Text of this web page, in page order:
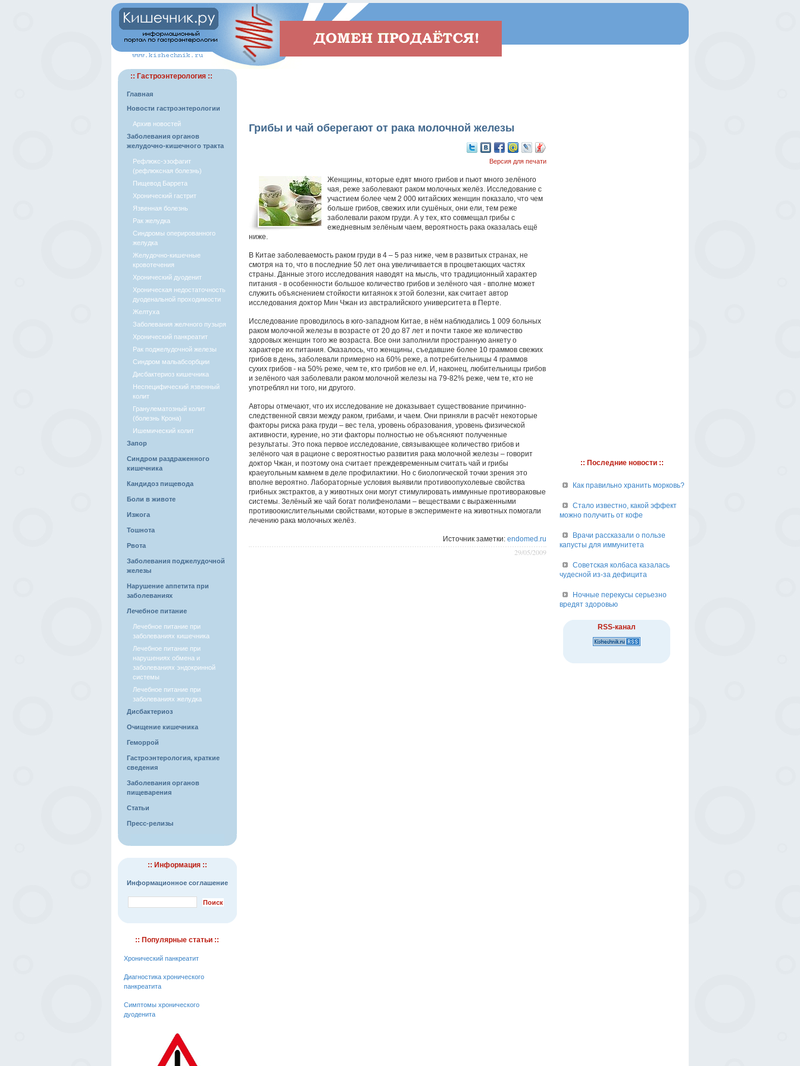
:: Гастроэнтерология ::
Главная
Новости гастроэнтерологии
Архив новостей
Заболевания органов
желудочно-кишечного тракта
Рефлюкс-эзофагит
(рефлюксная болезнь)
Пищевод Баррета
Хронический гастрит
Язвенная болезнь
Рак желудка
Синдромы оперированного
желудка
Желудочно-кишечные
кровотечения
Хронический дуоденит
Хроническая недостаточность
дуоденальной проходимости
Желтуха
Заболевания желчного пузыря
Хронический панкреатит
Рак поджелудочной железы
Синдром мальабсорбции
Дисбактериоз кишечника
Неспецифический язвенный
колит
Гранулематозный колит
(болезнь Крона)
Ишемический колит
Запор
Синдром раздраженного
кишечника
Кандидоз пищевода
Боли в животе
Изжога
Тошнота
Рвота
Заболевания поджелудочной
железы
Нарушение аппетита при
заболеваниях
Лечебное питание
Лечебное питание при
заболеваниях кишечника
Лечебное питание при
нарушениях обмена и
заболеваниях эндокринной
системы
Лечебное питание при
заболеваниях желудка
Дисбактериоз
Очищение кишечника
Геморрой
Гастроэнтерология, краткие
сведения
Заболевания органов
пищеварения
Статьи
Пресс-релизы
:: Информация ::
Информационное соглашение
:: Популярные статьи ::
Хронический панкреатит
Диагностика хронического
панкреатита
Симптомы хронического
дуоденита
Грибы и чай оберегают от рака молочной железы
Версия для печати
Женщины, которые едят много грибов и пьют много зелёного
чая, реже заболевают раком молочных желёз. Исследование с
участием более чем 2 000 китайских женщин показало, что чем
больше грибов, свежих или сушёных, они ели, тем реже
заболевали раком груди. А у тех, кто совмещал грибы с
ежедневным зелёным чаем, вероятность рака оказалась ещё
ниже.
В Китае заболеваемость раком груди в 4 – 5 раз ниже, чем в развитых странах, не
смотря на то, что в последние 50 лет она увеличивается в процветающих частях
страны. Данные этого исследования наводят на мысль, что традиционный характер
питания - в особенности большое количество грибов и зелёного чая - вполне может
служить объяснением стойкости китаянок к этой болезни, как считает автор
исследования доктор Мин Чжан из австралийского университета в Перте.
Исследование проводилось в юго-западном Китае, в нём наблюдались 1 009 больных
раком молочной железы в возрасте от 20 до 87 лет и почти такое же количество
здоровых женщин того же возраста. Все они заполнили пространную анкету о
характере их питания. Оказалось, что женщины, съедавшие более 10 граммов свежих
грибов в день, заболевали примерно на 60% реже, а потребительницы 4 граммов
сухих грибов - на 50% реже, чем те, кто грибов не ел. И, наконец, любительницы грибов
и зелёного чая заболевали раком молочной железы на 79-82% реже, чем те, кто не
употреблял ни того, ни другого.
Авторы отмечают, что их исследование не доказывает существование причинно-
следственной связи между раком, грибами, и чаем. Они приняли в расчёт некоторые
факторы риска рака груди – вес тела, уровень образования, уровень физической
активности, курение, но эти факторы полностью не объясняют полученные
результаты. Это пока первое исследование, связывающее количество грибов и
зелёного чая в рационе с вероятностью развития рака молочной железы – говорит
доктор Чжан, и поэтому она считает преждевременным считать чай и грибы
краеугольным камнем в деле профилактики. Но с биологической точки зрения это
вполне вероятно. Лабораторные условия выявили противоопухолевые свойства
грибных экстрактов, а у животных они могут стимулировать иммунные противораковые
системы. Зелёный же чай богат полифенолами – веществами с выраженными
противоокислительными свойствами, которые в эксперименте на животных помогали
лечению рака молочных желёз.
Источник заметки: endomed.ru
29/05/2009
:: Последние новости ::
Как правильно хранить морковь?
Стало известно, какой эффект
можно получить от кофе
Врачи рассказали о пользе
капусты для иммунитета
Советская колбаса казалась
чудесной из-за дефицита
Ночные перекусы серьезно
вредят здоровью
RSS-канал